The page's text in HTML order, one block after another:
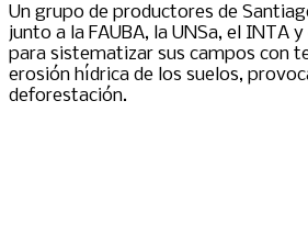
Un grupo de productores de
junto a la FAUBA, la UNSa, el INTA
para sistematizar sus campos con
erosión hídrica de los suelos,
deforestación.